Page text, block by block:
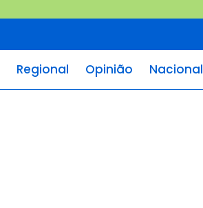
Regional Opinião Nacional